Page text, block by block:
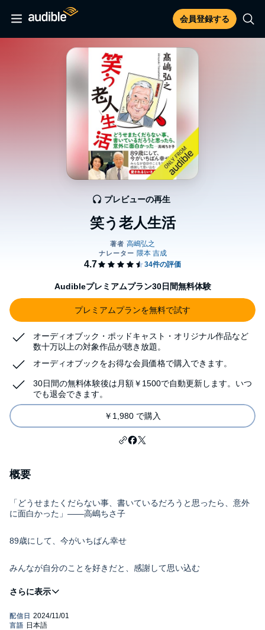
会員登録する
笑う老人生活
プレビューの再生
Audibleプレミアムプラン30日間無料体験
プレミアムプランを無料で試す
オーディオブック・ポッドキャスト・オリジナル作品など
数十万以上の対象作品が聴き放題。
オーディオブックをお得な会員価格で購入できます。
30日間の無料体験後は月額￥1500で自動更新します。いつ
でも退会できます。
￥1,980 で購入
概要
「どうせまたくだらない事、書いているだろうと思ったら、意外
に面白かった」――高嶋ちさ子
89歳にして、今がいちばん幸せ
みんなが自分のことを好きだと、感謝して思い込む
愛されるじいさんになる！
長年の連れ合いを亡くされた方、いつまでもくよくよするのはや